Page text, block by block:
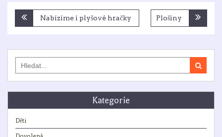
Navigace
pro
Nabízíme i plyšové hračky Plošiny
for:
Kategorie
Děti